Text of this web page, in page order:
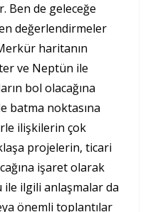
Ben de geleceğe
değerlendirmeler
haritanın
ve Neptün ile
bol olacağına
batma noktasına
ilişkilerin çok
projelerin, ticari
işaret olarak
ilgili anlaşmalar da
önemli toplantılar